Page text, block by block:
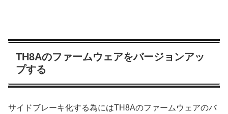
TH8Aのファームウェアをバージョンアッ
プする
サイドブレーキ化する為にはTH8Aのファームウェアのバ